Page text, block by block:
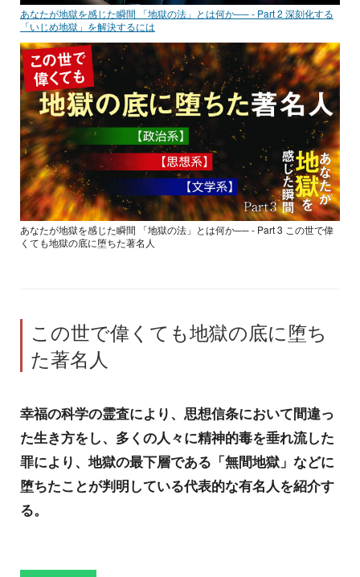
あなたが地獄を感じた瞬間 「地獄の法」とは何か── - Part 2 深刻化する
「いじめ地獄」を解決するには
あなたが地獄を感じた瞬間 「地獄の法」とは何か── - Part 3 この世で偉
くても地獄の底に堕ちた著名人
この世で偉くても地獄の底に堕ち
た著名人
幸福の科学の霊査により、思想信条において間違っ
た生き方をし、多くの人々に精神的毒を垂れ流した
罪により、地獄の最下層である「無間地獄」などに
堕ちたことが判明している代表的な有名人を紹介す
る。